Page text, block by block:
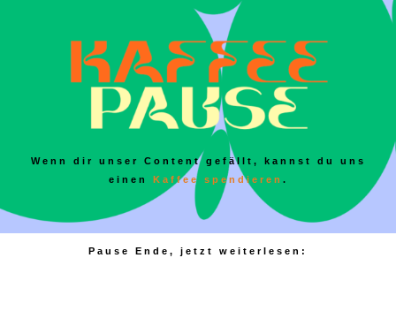
Wenn dir unser Content gefällt, kannst du uns
einen Kaffee spendieren .
Pause Ende, jetzt weiterlesen: